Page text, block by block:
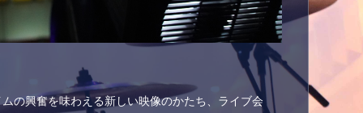
の興奮を味わえる新しい映像のかたち、ライブ会